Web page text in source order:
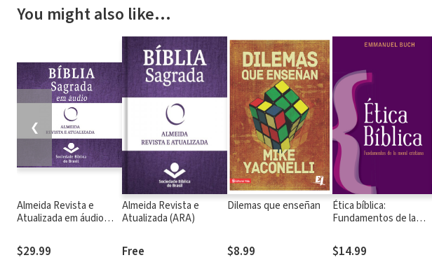
You might also like…
Almeida Revista e
Atualizada em áudio
$29.99
Almeida Revista e
Atualizada (ARA)
Free
Dilemas que enseñan
$8.99
Ética bíblica:
Fundamentos de la
$14.99
❮